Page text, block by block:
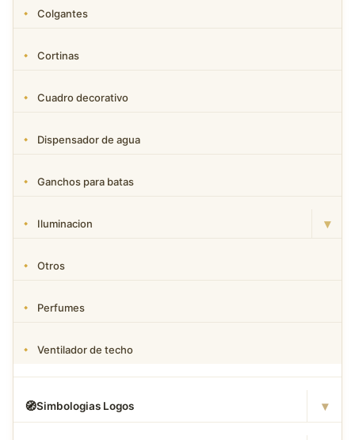
Colgantes
Cortinas
Cuadro decorativo
Dispensador de agua
Ganchos para batas
Iluminacion ▾
Otros
Perfumes
Ventilador de techo
🧭Simbologias Logos ▾